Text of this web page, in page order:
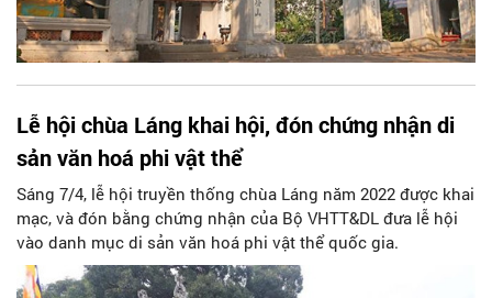
Lễ hội chùa Láng khai hội, đón chứng nhận di
sản văn hoá phi vật thể
Sáng 7/4, lễ hội truyền thống chùa Láng năm 2022 được khai
mạc, và đón bằng chứng nhận của Bộ VHTT&DL đưa lễ hội
vào danh mục di sản văn hoá phi vật thể quốc gia.